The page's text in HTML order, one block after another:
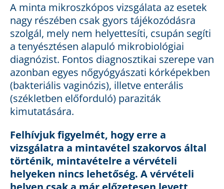
A minta mikroszkópos vizsgálata az esetek
nagy részében csak gyors tájékozódásra
szolgál, mely nem helyettesíti, csupán segíti
a tenyésztésen alapuló mikrobiológiai
diagnózist. Fontos diagnosztikai szerepe van
azonban egyes nőgyógyászati kórképekben
(bakteriális vaginózis), illetve enterális
(székletben előforduló) paraziták
kimutatására.
Felhívjuk figyelmét, hogy erre a
vizsgálatra a mintavétel szakorvos által
történik, mintavételre a vérvételi
helyeken nincs lehetőség. A vérvételi